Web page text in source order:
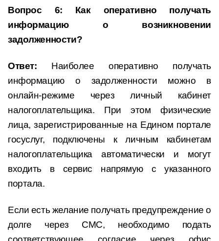
Вопрос 6: Как оперативно получать
информацию о возникновении
задолженности?
Ответ: Наиболее оперативно получать
информацию о задолженности можно в
онлайн-режиме через личный кабинет
налогоплательщика. При этом физические
лица, зарегистрированные на Едином портале
госуслуг, подключены к личным кабинетам
налогоплательщика автоматически и могут
входить в сервис напрямую с указанного
портала.
Если есть желание получать предупреждение о
долге через СМС, необходимо подать